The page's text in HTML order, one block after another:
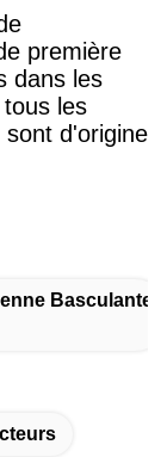
première
dans les
les
d'origine
Basculante